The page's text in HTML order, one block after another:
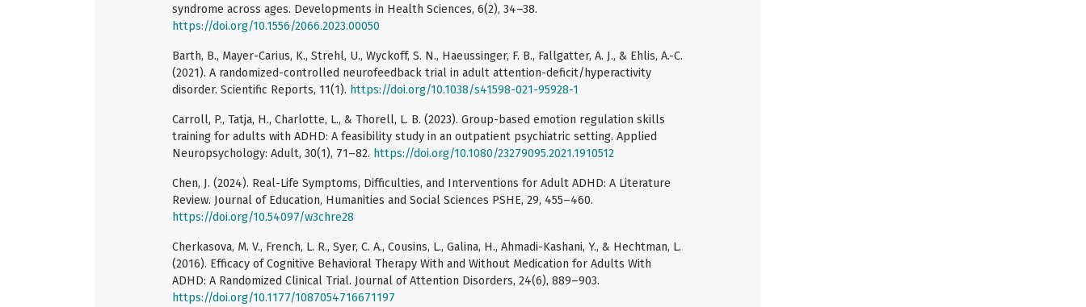
syndrome across ages. Developments in Health Sciences, 6(2), 34–38.
https://doi.org/10.1556/2066.2023.00050
Barth, B., Mayer-Carius, K., Strehl, U., Wyckoff, S. N., Haeussinger, F. B., Fallgatter, A. J., & Ehlis, A.-C.
(2021). A randomized-controlled neurofeedback trial in adult attention-deficit/hyperactivity
disorder. Scientific Reports, 11(1). https://doi.org/10.1038/s41598-021-95928-1
Carroll, P., Tatja, H., Charlotte, L., & Thorell, L. B. (2023). Group-based emotion regulation skills
training for adults with ADHD: A feasibility study in an outpatient psychiatric setting. Applied
Neuropsychology: Adult, 30(1), 71–82. https://doi.org/10.1080/23279095.2021.1910512
Chen, J. (2024). Real-Life Symptoms, Difficulties, and Interventions for Adult ADHD: A Literature
Review. Journal of Education, Humanities and Social Sciences PSHE, 29, 455–460.
https://doi.org/10.54097/w3chre28
Cherkasova, M. V., French, L. R., Syer, C. A., Cousins, L., Galina, H., Ahmadi-Kashani, Y., & Hechtman, L.
(2016). Efficacy of Cognitive Behavioral Therapy With and Without Medication for Adults With
ADHD: A Randomized Clinical Trial. Journal of Attention Disorders, 24(6), 889–903.
https://doi.org/10.1177/1087054716671197